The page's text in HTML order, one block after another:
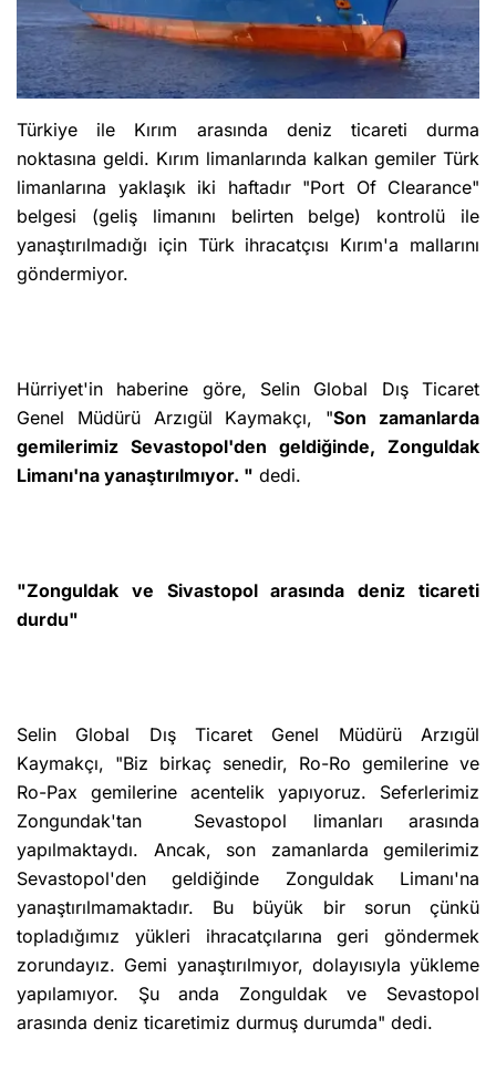
Türkiye ile Kırım arasında deniz ticareti durma
noktasına geldi. Kırım limanlarında kalkan gemiler Türk
limanlarına yaklaşık iki haftadır "Port Of Clearance"
belgesi (geliş limanını belirten belge) kontrolü ile
yanaştırılmadığı için Türk ihracatçısı Kırım'a mallarını
göndermiyor.
Hürriyet'in haberine göre, Selin Global Dış Ticaret
Genel Müdürü Arzıgül Kaymakçı, "Son zamanlarda
gemilerimiz Sevastopol'den geldiğinde, Zonguldak
Limanı'na yanaştırılmıyor. " dedi.
"Zonguldak ve Sivastopol arasında deniz ticareti
durdu"
Selin Global Dış Ticaret Genel Müdürü Arzıgül
Kaymakçı, "Biz birkaç senedir, Ro-Ro gemilerine ve
Ro-Pax gemilerine acentelik yapıyoruz. Seferlerimiz
Zongundak'tan Sevastopol limanları arasında
yapılmaktaydı. Ancak, son zamanlarda gemilerimiz
Sevastopol'den geldiğinde Zonguldak Limanı'na
yanaştırılmamaktadır. Bu büyük bir sorun çünkü
topladığımız yükleri ihracatçılarına geri göndermek
zorundayız. Gemi yanaştırılmıyor, dolayısıyla yükleme
yapılamıyor. Şu anda Zonguldak ve Sevastopol
arasında deniz ticaretimiz durmuş durumda" dedi.